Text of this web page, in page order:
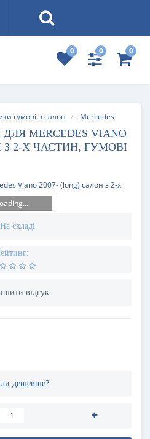
0 0 0
гумові в салон Mercedes
MERCEDES VIANO
З 2-Х ЧАСТИН, ГУМОВІ
На складі
відгук
дешевше?